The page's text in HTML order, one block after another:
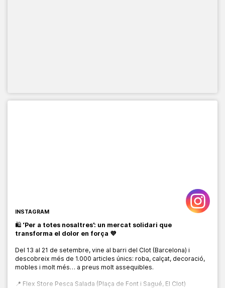
INSTAGRAM
🛍️ ‘Per a totes nosaltres’: un mercat solidari que
transforma el dolor en força 💜
Del 13 al 21 de setembre, vine al barri del Clot (Barcelona) i
descobreix més de 1.000 articles únics: roba, calçat, decoració,
mobles i molt més… a preus molt assequibles.
📍 Flex Store Pesca Salada (Plaça de Font i Sagué, El Clot)